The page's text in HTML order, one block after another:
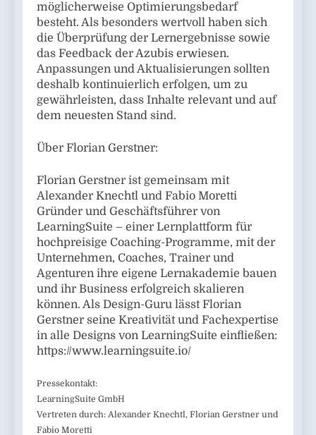
möglicherweise Optimierungsbedarf
besteht. Als besonders wertvoll haben sich
die Überprüfung der Lernergebnisse sowie
das Feedback der Azubis erwiesen.
Anpassungen und Aktualisierungen sollten
deshalb kontinuierlich erfolgen, um zu
gewährleisten, dass Inhalte relevant und auf
dem neuesten Stand sind.
Über Florian Gerstner:
Florian Gerstner ist gemeinsam mit
Alexander Knechtl und Fabio Moretti
Gründer und Geschäftsführer von
LearningSuite – einer Lernplattform für
hochpreisige Coaching-Programme, mit der
Unternehmen, Coaches, Trainer und
Agenturen ihre eigene Lernakademie bauen
und ihr Business erfolgreich skalieren
können. Als Design-Guru lässt Florian
Gerstner seine Kreativität und Fachexpertise
in alle Designs von LearningSuite einfließen:
https://www.learningsuite.io/
Pressekontakt:
LearningSuite GmbH
Vertreten durch: Alexander Knechtl, Florian Gerstner und
Fabio Moretti